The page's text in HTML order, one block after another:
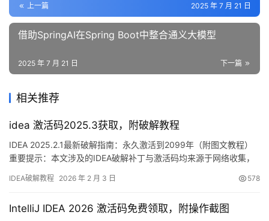
上一篇 2025 年 7 月 21 日
借助SpringAI在Spring Boot中整合通义大模型
下一篇
2025 年 7 月 21 日
相关推荐
idea 激活码2025.3获取，附破解教程
IDEA 2025.2.1最新破解指南：永久激活到2099年（附图文教程）
重要提示：本文涉及的IDEA破解补丁与激活码均来源于网络收集，
理员删除。经济条件允许的话，强烈建议购买官方正版授权！ 话不
限已经直达2099年，相当给力！…
IDEA破解教程 2026 年 2 月 3 日 578
IntelliJ IDEA 2026 激活码免费领取，附操作截图